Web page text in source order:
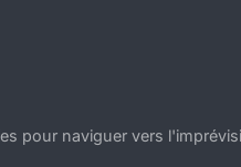
pour naviguer vers